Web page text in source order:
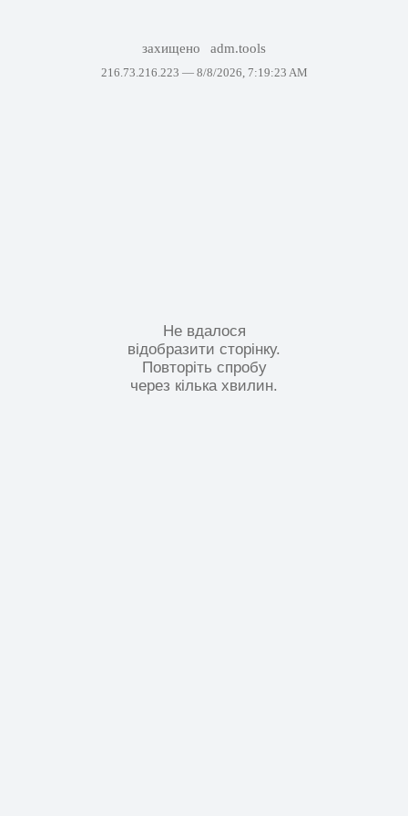
захищено adm.tools
216.73.216.223 — 8/8/2026, 7:19:23 AM
Не вдалося
відобразити сторінку.
Повторіть спробу
через кілька хвилин.